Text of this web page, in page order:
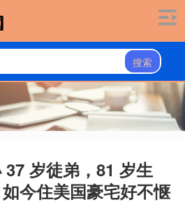
搜索
岁徒弟，81 岁生
今住美国豪宅好不惬